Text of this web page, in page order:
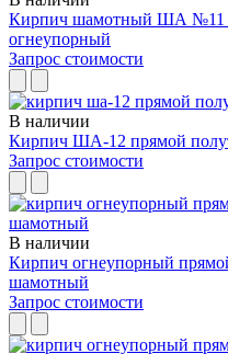
Кирпич шамотный ША №11
огнеупорный
Запрос стоимости
В наличии
Кирпич ША-12 прямой
Запрос стоимости
В наличии
Кирпич огнеупорный
шамотный
Запрос стоимости